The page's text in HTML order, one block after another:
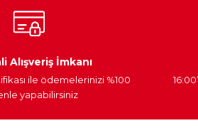
Ateşleme Sistemi
Alışveriş İmkanı
ile ödemelerinizi %100
yapabilirsiniz